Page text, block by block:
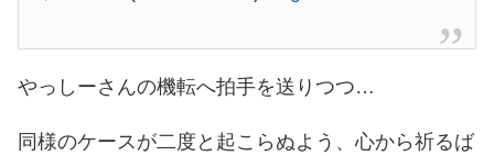
やっしーさんの機転へ拍手を送りつつ…
同様のケースが二度と起こらぬよう、心から祈るば